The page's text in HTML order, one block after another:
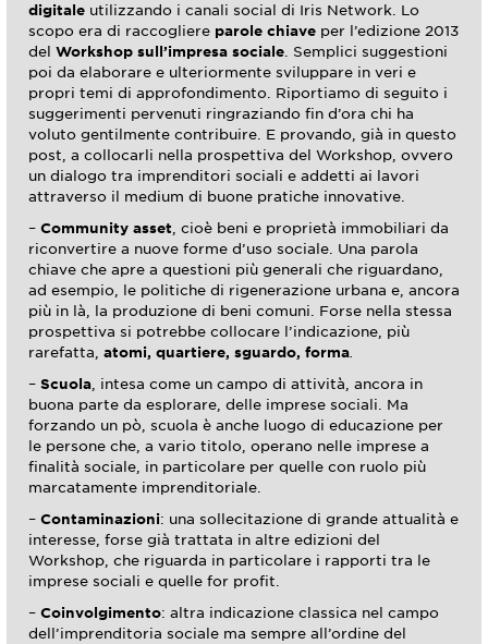
digitale utilizzando i canali social di Iris Network. Lo
scopo era di raccogliere parole chiave per l’edizione 2013
del Workshop sull’impresa sociale . Semplici suggestioni
poi da elaborare e ulteriormente sviluppare in veri e
propri temi di approfondimento. Riportiamo di seguito i
suggerimenti pervenuti ringraziando fin d’ora chi ha
voluto gentilmente contribuire. E provando, già in questo
post, a collocarli nella prospettiva del Workshop, ovvero
un dialogo tra imprenditori sociali e addetti ai lavori
attraverso il medium di buone pratiche innovative.
– Community asset , cioè beni e proprietà immobiliari da
riconvertire a nuove forme d’uso sociale. Una parola
chiave che apre a questioni più generali che riguardano,
ad esempio, le politiche di rigenerazione urbana e, ancora
più in là, la produzione di beni comuni. Forse nella stessa
prospettiva si potrebbe collocare l’indicazione, più
rarefatta, atomi, quartiere, sguardo, forma
– Scuola , intesa come un campo di attività, ancora in
buona parte da esplorare, delle imprese sociali. Ma
forzando un pò, scuola è anche luogo di educazione per
le persone che, a vario titolo, operano nelle imprese a
finalità sociale, in particolare per quelle con ruolo più
marcatamente imprenditoriale.
– Contaminazioni: una sollecitazione di grande attualità e
interesse, forse già trattata in altre edizioni del
Workshop, che riguarda in particolare i rapporti tra le
imprese sociali e quelle for profit.
– Coinvolgimento: altra indicazione classica nel campo
dell’imprenditoria sociale ma sempre all’ordine del